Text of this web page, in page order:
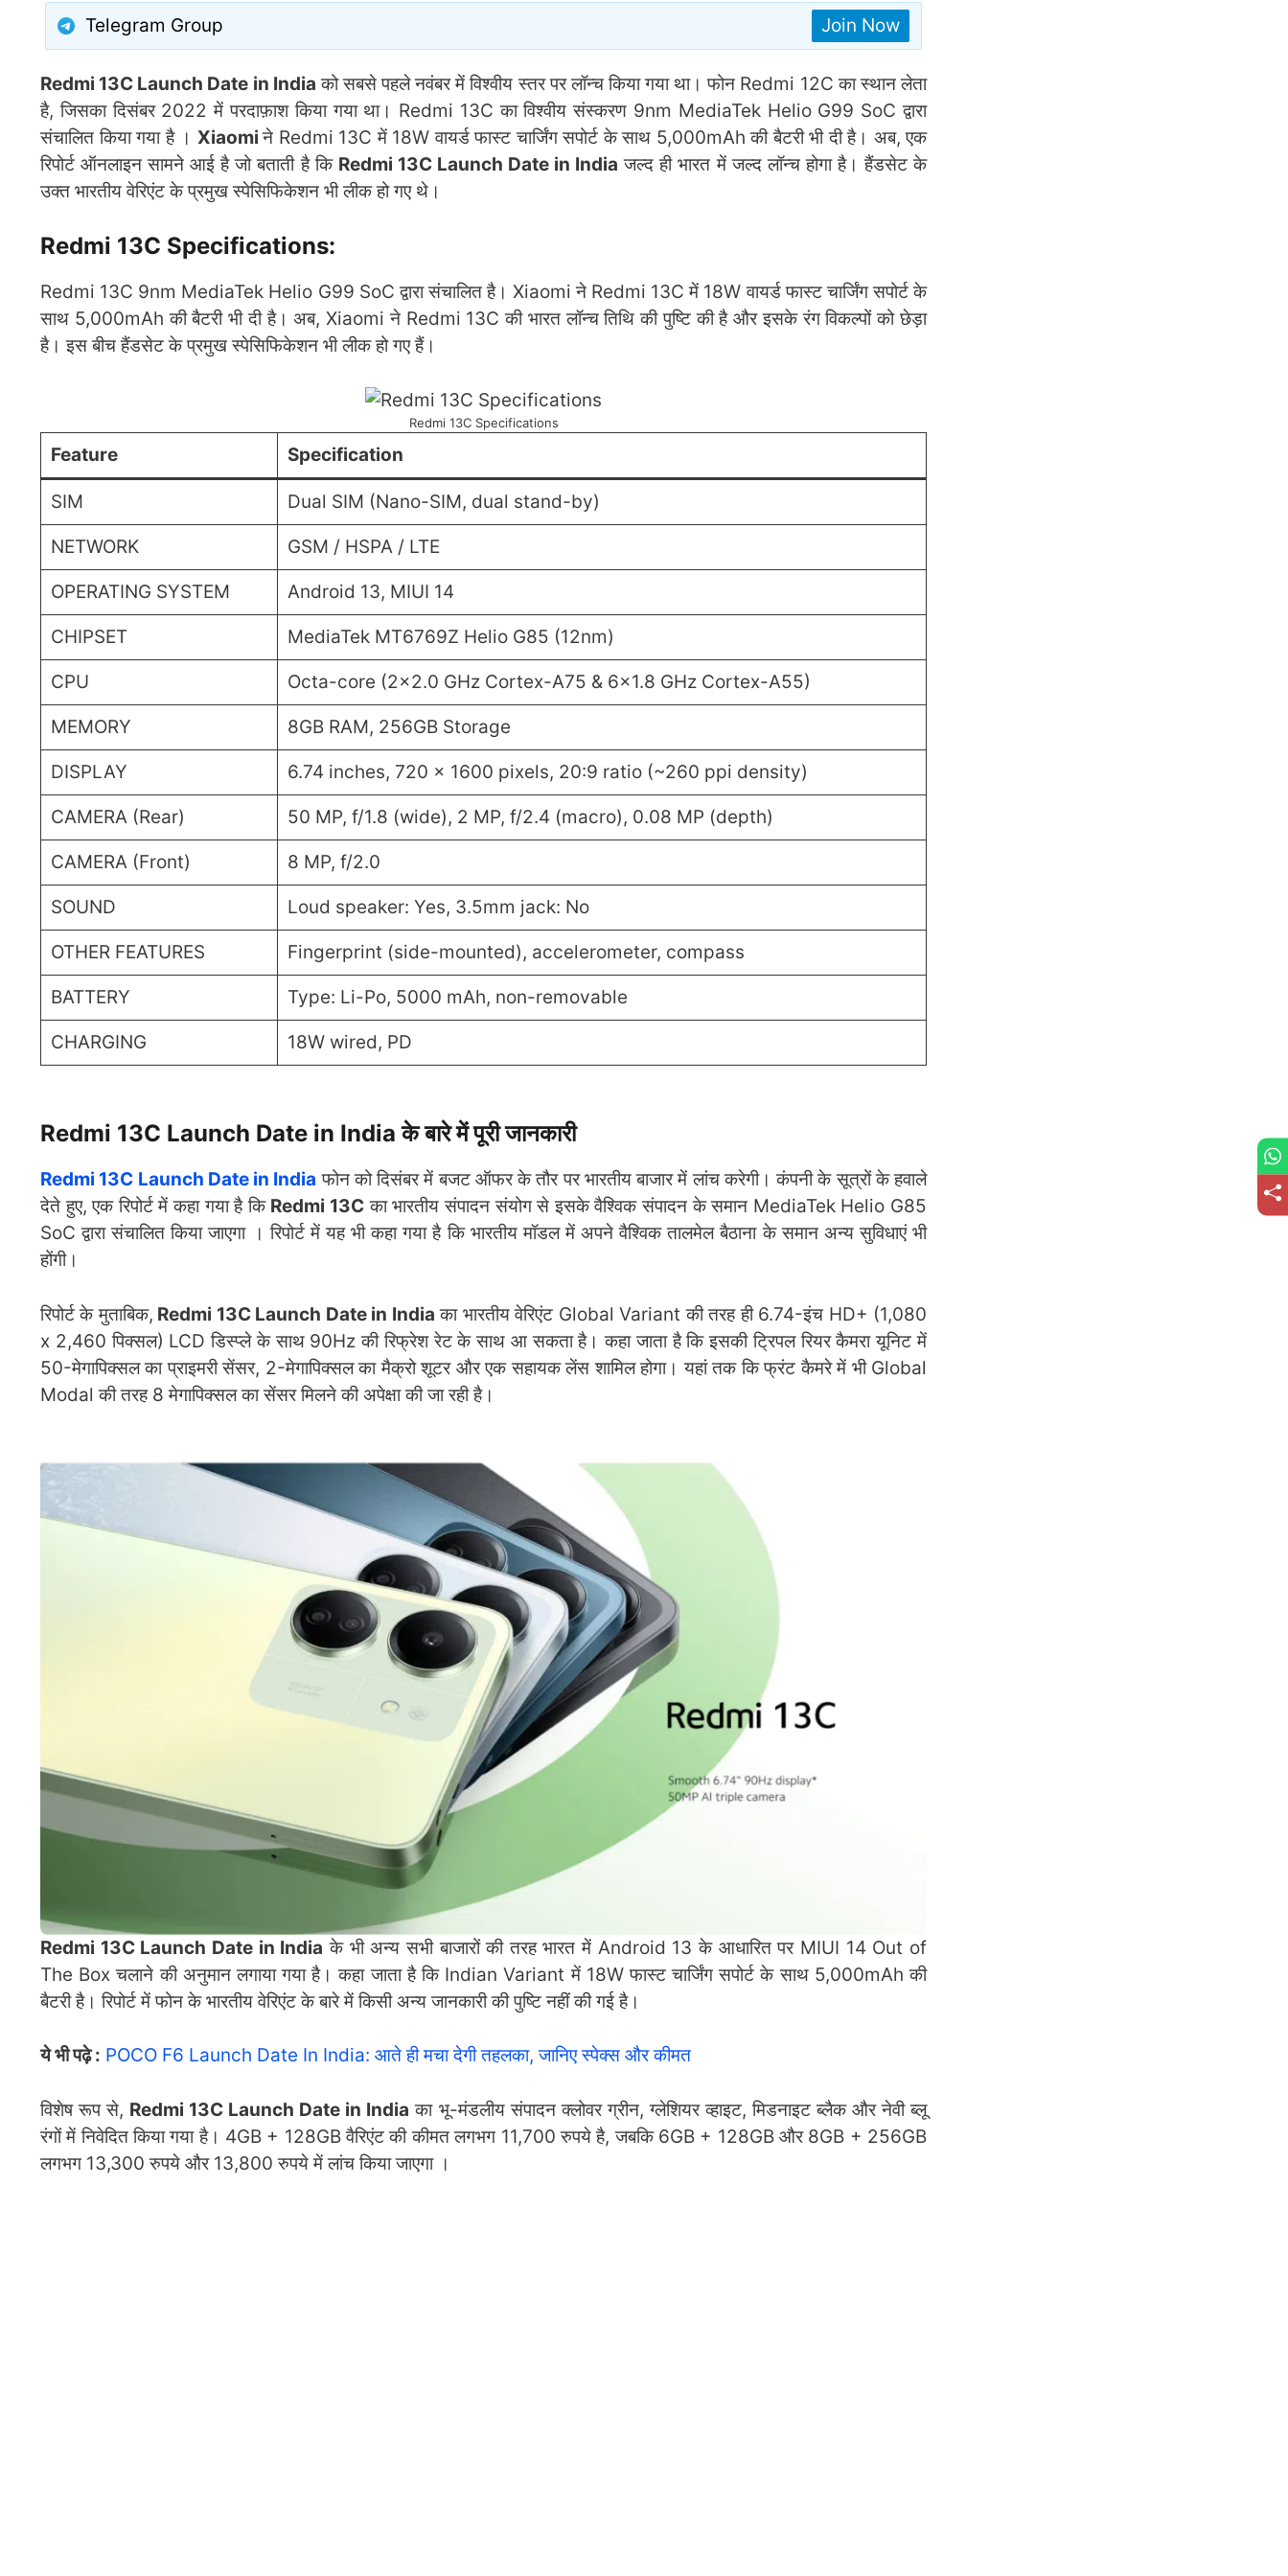
Telegram Group Join Now
Redmi 13C Launch Date in India को सबसे पहले नवंबर में विश्वीय स्तर पर लॉन्च किया गया था। फोन Redmi 12C का स्थान लेता
है, जिसका दिसंबर 2022 में परदाफ़ाश किया गया था। Redmi 13C का विश्वीय संस्करण 9nm MediaTek Helio G99 SoC द्वारा
संचालित किया गया है । Xiaomiने Redmi 13C में 18W वायर्ड फास्ट चार्जिंग सपोर्ट के साथ 5,000mAh की बैटरी भी दी है। अब, एक
रिपोर्ट ऑनलाइन सामने आई है जो बताती है कि Redmi 13C Launch Date in India जल्द ही भारत में जल्द लॉन्च होगा है। हैंडसेट के
उक्त भारतीय वेरिएंट के प्रमुख स्पेसिफिकेशन भी लीक हो गए थे।
Redmi 13C Specifications:
Redmi 13C 9nm MediaTek Helio G99 SoC द्वारा संचालित है। Xiaomi ने Redmi 13C में 18W वायर्ड फास्ट चार्जिंग सपोर्ट के
साथ 5,000mAh की बैटरी भी दी है। अब, Xiaomi ने Redmi 13C की भारत लॉन्च तिथि की पुष्टि की है और इसके रंग विकल्पों को छेड़ा
है। इस बीच हैंडसेट के प्रमुख स्पेसिफिकेशन भी लीक हो गए हैं।
Redmi 13C Specifications
Feature Specification
SIM Dual SIM (Nano-SIM, dual stand-by)
NETWORK GSM / HSPA / LTE
OPERATING SYSTEM Android 13, MIUI 14
CHIPSET MediaTek MT6769Z Helio G85 (12nm)
CPU Octa-core (2×2.0 GHz Cortex-A75 & 6×1.8 GHz Cortex-A55)
MEMORY 8GB RAM, 256GB Storage
DISPLAY 6.74 inches, 720 x 1600 pixels, 20:9 ratio (~260 ppi density)
CAMERA (Rear) 50 MP, f/1.8 (wide), 2 MP, f/2.4 (macro), 0.08 MP (depth)
CAMERA (Front) 8 MP, f/2.0
SOUND Loud speaker: Yes, 3.5mm jack: No
OTHER FEATURES Fingerprint (side-mounted), accelerometer, compass
BATTERY Type: Li-Po, 5000 mAh, non-removable
CHARGING 18W wired, PD
Redmi 13C Launch Date in India के बारे में पूरी जानकारी
Redmi 13C Launch Date in India फोन को दिसंबर में बजट ऑफर के तौर पर भारतीय बाजार में लांच करेगी। कंपनी के सूत्रों के हवाले
देते हुए, एक रिपोर्ट में कहा गया है कि Redmi 13C का भारतीय संपादन संयोग से इसके वैश्विक संपादन के समान MediaTek Helio G85
SoC द्वारा संचालित किया जाएगा । रिपोर्ट में यह भी कहा गया है कि भारतीय मॉडल में अपने वैश्विक तालमेल बैठाना के समान अन्य सुविधाएं भी
होंगी।
रिपोर्ट के मुताबिक, Redmi 13C Launch Date in India का भारतीय वेरिएंट Global Variant की तरह ही 6.74-इंच HD+ (1,080
x 2,460 पिक्सल) LCD डिस्प्ले के साथ 90Hz की रिफ्रेश रेट के साथ आ सकता है। कहा जाता है कि इसकी ट्रिपल रियर कैमरा यूनिट में
50-मेगापिक्सल का प्राइमरी सेंसर, 2-मेगापिक्सल का मैक्रो शूटर और एक सहायक लेंस शामिल होगा। यहां तक कि फ्रंट कैमरे में भी Global
Modal की तरह 8 मेगापिक्सल का सेंसर मिलने की अपेक्षा की जा रही है।
Redmi 13C Launch Date in India के भी अन्य सभी बाजारों की तरह भारत में Android 13 के आधारित पर MIUI 14 Out of
The Box चलाने की अनुमान लगाया गया है। कहा जाता है कि Indian Variant में 18W फास्ट चार्जिंग सपोर्ट के साथ 5,000mAh की
बैटरी है। रिपोर्ट में फोन के भारतीय वेरिएंट के बारे में किसी अन्य जानकारी की पुष्टि नहीं की गई है।
ये भी पढ़े : POCO F6 Launch Date In India: आते ही मचा देगी तहलका, जानिए स्पेक्स और कीमत
विशेष रूप से, Redmi 13C Launch Date in India का भू-मंडलीय संपादन क्लोवर ग्रीन, ग्लेशियर व्हाइट, मिडनाइट ब्लैक और नेवी ब्लू
रंगों में निवेदित किया गया है। 4GB + 128GB वैरिएंट की कीमत लगभग 11,700 रुपये है, जबकि 6GB + 128GB और 8GB + 256GB
लगभग 13,300 रुपये और 13,800 रुपये में लांच किया जाएगा ।